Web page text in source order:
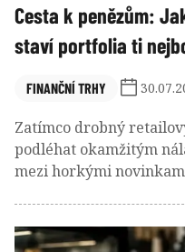
Cesta k penězům:
staví portfolia ti
FINANČNÍ TRHY
Zatímco drobný
podléhat okamžitým
mezi horkými
o alokaci svých aktiv